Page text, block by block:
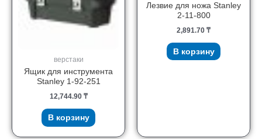
верстаки
Ящик для инструмента
Stanley 1-92-251
12,744.90 ₸
В корзину
Лезвие для ножа Stanley
2-11-800
2,891.70 ₸
В корзину